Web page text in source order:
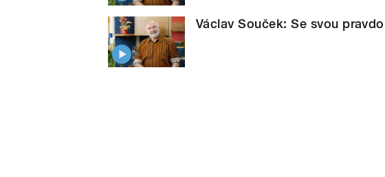
Václav Souček: Se svou